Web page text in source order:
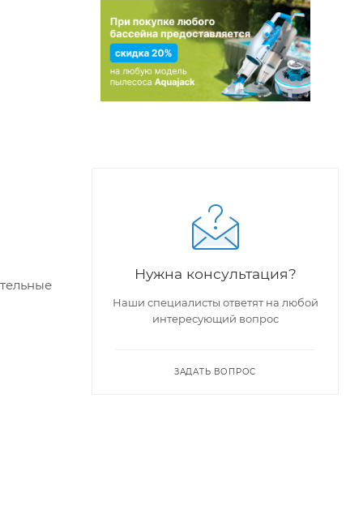
Нужна консультация?
Наши специалисты ответят на любой
интересующий вопрос
ЗАДАТЬ ВОПРОС